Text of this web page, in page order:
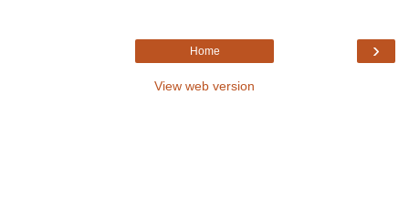
›
Home
View web version